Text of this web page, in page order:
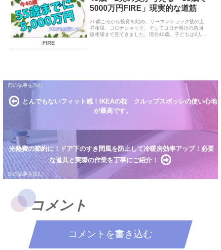
FIRE
5000万円FIRE」現実的な道筋
30歳ごろから投資を始め、リーマンショック後の上
昇相場、コロナショック、そしてコロナ明けの急回
復相場まで見てきました。現在40歳。子どもは2人。
とんでもないフィット感！IKEAの枕 クルッブスポッレの使い心地
が最高です。
光熱費の節約に！ドア下のすき間風を防止して冷暖房効率アップ！必要
な道具と実際の作業を丁寧にご紹介！
コメント
コメントを書き込む